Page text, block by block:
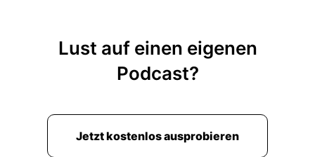
Lust auf einen eigenen
Podcast?
Jetzt kostenlos ausprobieren